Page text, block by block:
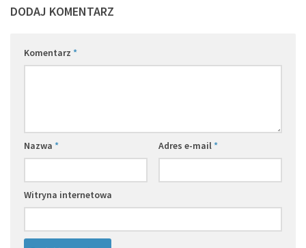
DODAJ KOMENTARZ
Komentarz *
Nazwa * Adres e-mail*
Witryna internetowa